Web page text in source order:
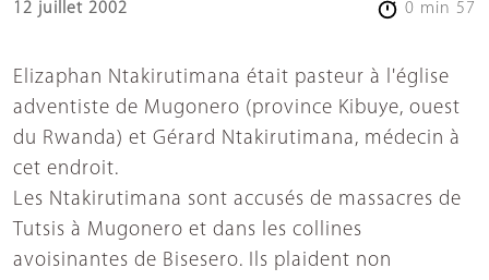
12 juillet 2002 0 min 57
Elizaphan Ntakirutimana était pasteur à l'église
adventiste de Mugonero (province Kibuye, ouest
du Rwanda) et Gérard Ntakirutimana, médecin à
cet endroit.
Les Ntakirutimana sont accusés de massacres de
Tutsis à Mugonero et dans les collines
avoisinantes de Bisesero. Ils plaident non